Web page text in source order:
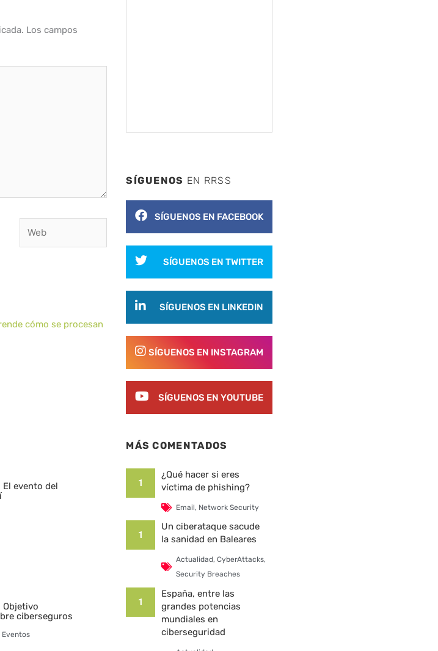
Los campos
cómo se procesan
El evento del
Objetivo
ciberseguros
Eventos
SÍGUENOS EN RRSS
SÍGUENOS EN FACEBOOK
SÍGUENOS EN TWITTER
SÍGUENOS EN LINKEDIN
SÍGUENOS EN INSTAGRAM
SÍGUENOS EN YOUTUBE
MÁS COMENTADOS
1
¿Qué hacer si eres
víctima de phishing?
Email, Network Security
1
Un ciberataque sacude
la sanidad en Baleares
Actualidad, CyberAttacks,
Security Breaches
1
España, entre las
grandes potencias
mundiales en
ciberseguridad